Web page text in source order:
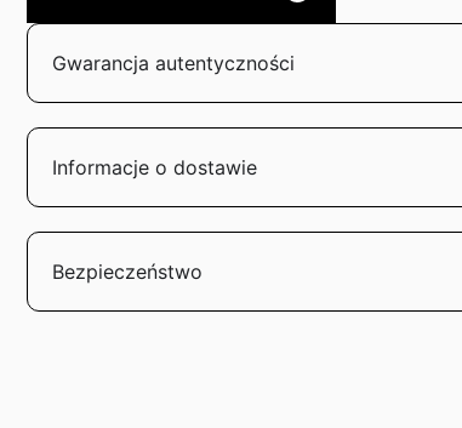
Gwarancja autentyczności
Informacje o dostawie
Bezpieczeństwo